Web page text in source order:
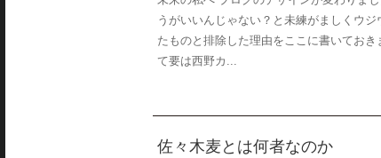
うがいいんじゃない？と未練がましくウ
たものと排除した理由をここに書いてお
て要は西野カ...
佐々木麦とは何者なのか